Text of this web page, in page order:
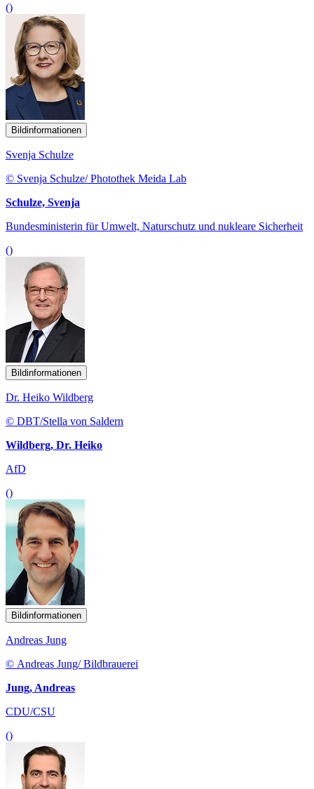
()
Bildinformationen
Svenja Schulze
© Svenja Schulze/ Photothek Meida Lab
Schulze, Svenja
Bundesministerin für Umwelt, Naturschutz und nukleare Sicherheit
()
Bildinformationen
Dr. Heiko Wildberg
© DBT/Stella von Saldern
Wildberg, Dr. Heiko
AfD
()
Bildinformationen
Andreas Jung
© Andreas Jung/ Bildbrauerei
Jung, Andreas
CDU/CSU
()